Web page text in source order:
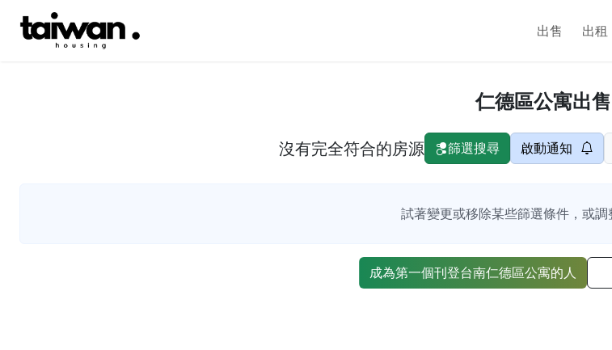
出售 出租
仁德區公寓出售
沒有完全符合的房源 篩選搜尋 啟動通知
試著變更或移除某些篩選條件，或調
成為第一個刊登台南仁德區公寓的人